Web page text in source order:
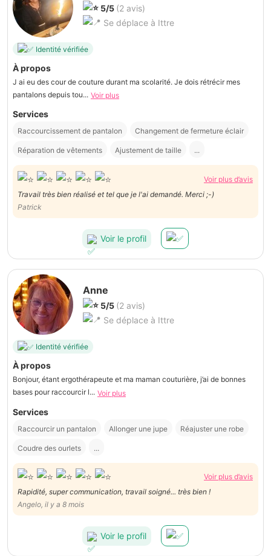
5/5 (2 avis)
Se déplace à Ittre
Identité vérifiée
À propos
J ai eu des cour de couture durant ma scolarité. Je dois rétrécir mes
pantalons depuis tou... Voir plus
Services
Raccourcissement de pantalon Changement de fermeture éclair
Réparation de vêtements Ajustement de taille ...
Voir plus d’avis
Travail très bien réalisé et tel que je l'ai demandé. Merci ;-)
Patrick
Voir le profil
Anne
5/5 (2 avis)
Se déplace à Ittre
Identité vérifiée
À propos
Bonjour, étant ergothérapeute et ma maman couturière, j’ai de bonnes
bases pour raccourcir l... Voir plus
Services
Raccourcir un pantalon Allonger une jupe Réajuster une robe
Coudre des ourlets ...
Voir plus d’avis
Rapidité, super communication, travail soigné... très bien !
Angelo, il y a 8 mois
Voir le profil